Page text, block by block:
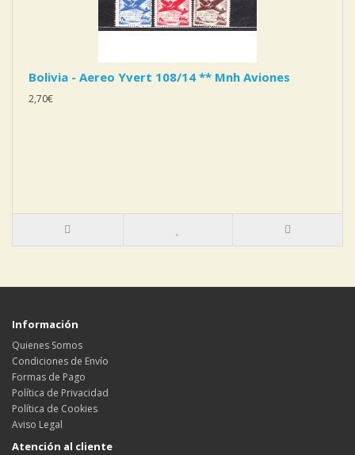
Bolivia - Aereo Yvert 108/14 ** Mnh Aviones
2,70€
Información
Quienes Somos
Condiciones de Envío
Formas de Pago
Política de Privacidad
Política de Cookies
Aviso Legal
Atención al cliente